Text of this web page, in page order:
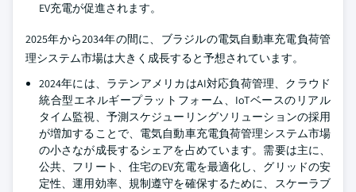
EV充電が促進されます。
2025年から2034年の間に、ブラジルの電気自動車充電負荷管
理システム市場は大きく成長すると予想されています。
2024年には、ラテンアメリカはAI対応負荷管理、クラウド
統合型エネルギープラットフォーム、IoTベースのリアル
タイム監視、予測スケジューリングソリューションの採用
が増加することで、電気自動車充電負荷管理システム市場
の小さなが成長するシェアを占めています。需要は主に、
公共、フリート、住宅のEV充電を最適化し、グリッドの安
定性、運用効率、規制遵守を確保するために、スケーラブ